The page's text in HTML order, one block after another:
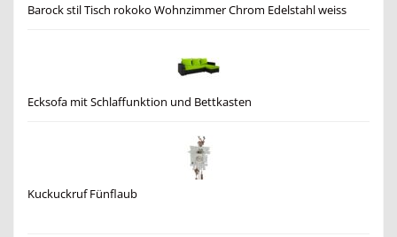
Barock stil Tisch rokoko Wohnzimmer Chrom Edelstahl weiss
Ecksofa mit Schlaffunktion und Bettkasten
Kuckuckruf Fünflaub